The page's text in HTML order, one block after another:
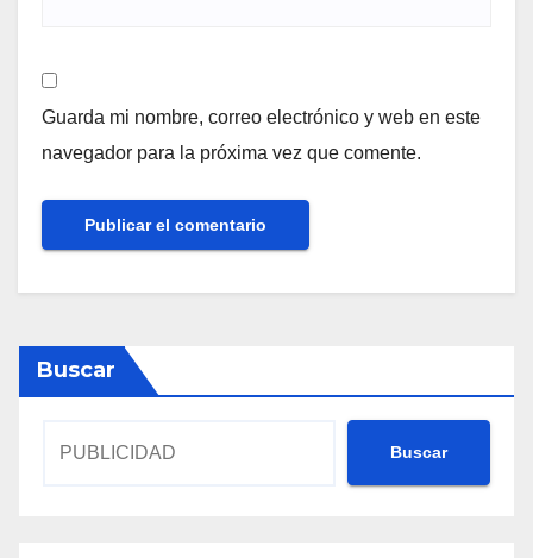
Guarda mi nombre, correo electrónico y web en este
navegador para la próxima vez que comente.
Buscar
Buscar